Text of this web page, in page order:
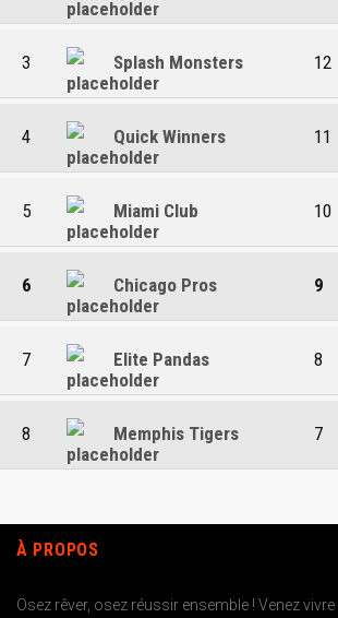
3 Splash Monsters 12
4 Quick Winners 11
5 Miami Club 10
6 Chicago Pros 9
7 Elite Pandas 8
8 Memphis Tigers 7
À PROPOS
Osez rêver, osez réussir ensemble ! Venez